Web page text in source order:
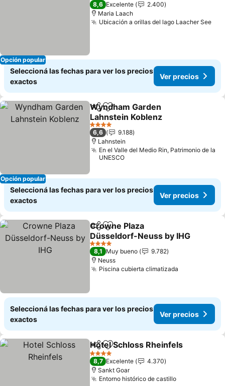
Opción popular
8,6 Excelente
2.400
Maria Laach
Ubicación a orillas del lago Laacher See
Seleccioná las fechas para ver los precios
exactos
Ver precios
Opción popular
CompartirAñadir a favoritos
Wyndham Garden
Lahnstein Koblenz
Ver precios
4 Estrellas
6,6
9.188
Lahnstein
En el Valle del Medio Rin, Patrimonio de la
UNESCO
Seleccioná las fechas para ver los precios
exactos
Ver precios
CompartirAñadir a favoritos
Crowne Plaza
Düsseldorf-Neuss by IHG
Ver precios
4 Estrellas
8,1 Muy bueno
9.782
Neuss
Piscina cubierta climatizada
Seleccioná las fechas para ver los precios
exactos
Ver precios
CompartirAñadir a favoritos
Hotel Schloss Rheinfels
4 Estrellas
8,7 Excelente
4.370
Sankt Goar
Entorno histórico de castilloVer precios